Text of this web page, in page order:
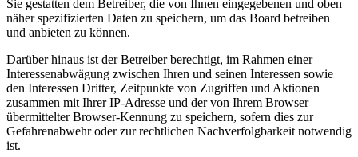
Sie gestatten dem Betreiber, die von Ihnen eingegebenen und oben
näher spezifizierten Daten zu speichern, um das Board betreiben
und anbieten zu können.
Darüber hinaus ist der Betreiber berechtigt, im Rahmen einer
Interessenabwägung zwischen Ihren und seinen Interessen sowie
den Interessen Dritter, Zeitpunkte von Zugriffen und Aktionen
zusammen mit Ihrer IP-Adresse und der von Ihrem Browser
übermittelter Browser-Kennung zu speichern, sofern dies zur
Gefahrenabwehr oder zur rechtlichen Nachverfolgbarkeit notwendig
ist.